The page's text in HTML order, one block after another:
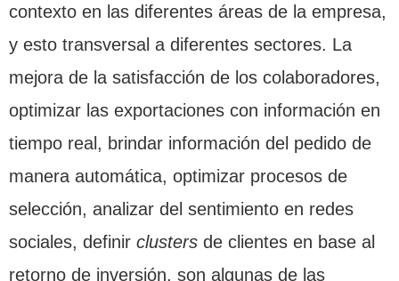
contexto en las diferentes áreas de la empresa,
y esto transversal a diferentes sectores. La
mejora de la satisfacción de los colaboradores,
optimizar las exportaciones con información en
tiempo real, brindar información del pedido de
manera automática, optimizar procesos de
selección, analizar del sentimiento en redes
sociales, definir clusters de clientes en base al
retorno de inversión, son algunas de las